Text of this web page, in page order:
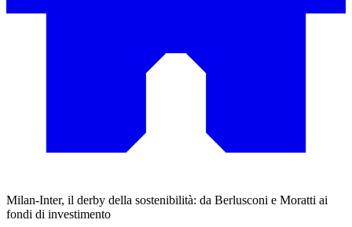
Milan-Inter, il derby della sostenibilità: da Berlusconi e Moratti ai
fondi di investimento